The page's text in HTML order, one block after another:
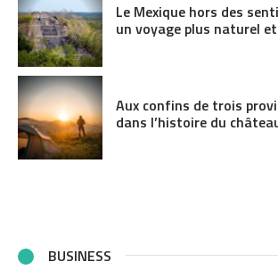
Le Mexique hors des
un voyage plus naturel
Aux confins de trois
dans l’histoire du
BUSINESS